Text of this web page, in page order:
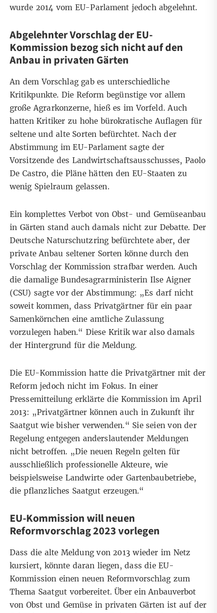
wurde 2014 vom EU-Parlamentjedoch abgelehnt.
Abgelehnter Vorschlag der EU-
Kommission bezog sich nicht auf den
Anbau in privaten Gärten
An dem Vorschlag gab es unterschiedliche
Kritikpunkte. Die Reform begünstige vor allem
große Agrarkonzerne,hieß es im Vorfeld. Auch
hatten Kritiker zu hohe bürokratische Auflagen für
seltene und alte Sorten befürchtet. Nach der
Abstimmung im EU-Parlament sagte der
Vorsitzende des Landwirtschaftsausschusses, Paolo
De Castro,die Pläne hätten den EU-Staaten zu
wenig Spielraum gelassen.
Ein komplettes Verbot von Obst- und Gemüseanbau
in Gärten stand auch damals nicht zur Debatte. Der
Deutsche Naturschutzring befürchtete aber, der
private Anbau seltener Sorten könne durch den
Vorschlag der Kommission strafbar werden. Auch
die damalige Bundesagrarministerin Ilse Aigner
(CSU)sagte vor der Abstimmung: „Es darf nicht
soweit kommen, dass Privatgärtner für ein paar
Samenkörnchen eine amtliche Zulassung
vorzulegen haben.“ Diese Kritik war also damals
der Hintergrund für die Meldung.
Die EU-Kommission hatte die Privatgärtner mit der
Reform jedoch nicht im Fokus. In einer
Pressemitteilungerklärte die Kommission im April
2013: „Privatgärtner können auch in Zukunft ihr
Saatgut wie bisher verwenden.“ Sie seien von der
Regelung entgegen anderslautender Meldungen
nicht betroffen. „Die neuen Regeln gelten für
ausschließlich professionelle Akteure, wie
beispielsweise Landwirte oder Gartenbaubetriebe,
die pflanzliches Saatgut erzeugen.“
EU-Kommission will neuen
Reformvorschlag 2023 vorlegen
Dass die alte Meldung von 2013 wieder im Netz
kursiert, könnte daran liegen, dass die EU-
Kommission einen neuen Reformvorschlagzum
Thema Saatgut vorbereitet. Über ein Anbauverbot
von Obst und Gemüse in privaten Gärten ist auf der